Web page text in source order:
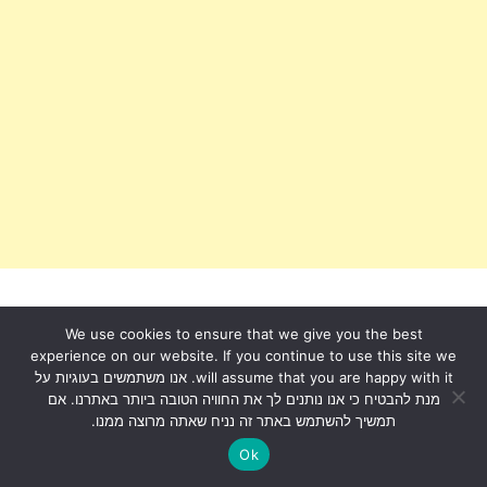
We use cookies to ensure that we give you the best
experience on our website. If you continue to use this site we
will assume that you are happy with it. אנו משתמשים בעוגיות על
מנת להבטיח כי אנו נותנים לך את החוויה הטובה ביותר באתרנו. אם
תמשיך להשתמש באתר זה נניח שאתה מרוצה ממנו.
Ok